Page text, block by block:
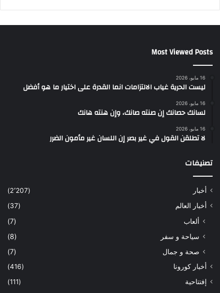
Most Viewed Posts
16 مايو، 2026
ليست الحرية غياب الالتزامات انما القدرة على اختيار ما هو أفضل
16 مايو، 2026
لسانك حصانك إن صنته صانك، وإن هنته هانك
16 مايو، 2026
لا تطلقن القول في غير بصر إن اللسان غير مأمون الضرر
تصنيفات
أخبار
(2٬207)
أخبار العالم
(37)
ألعاب
(7)
سياحة و سفر
(8)
صحة و جمال
(7)
أخبار كورونا
(416)
إفتتاحية
(111)